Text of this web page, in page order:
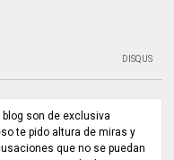
DISQUS
son de exclusiva
te pido altura de miras y
que no se puedan